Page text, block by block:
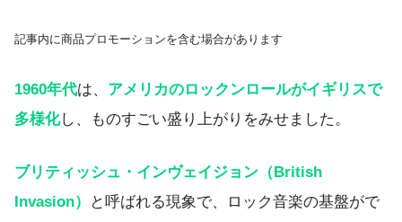
記事内に商品プロモーションを含む場合があります
1960年代は、 アメリカのロックンロールがイギリスで
多様化し、ものすごい盛り上がりをみせました。
ブリティッシュ・インヴェイジョン（British
Invasion）
と呼ばれる現象で、ロック音楽の基盤がで